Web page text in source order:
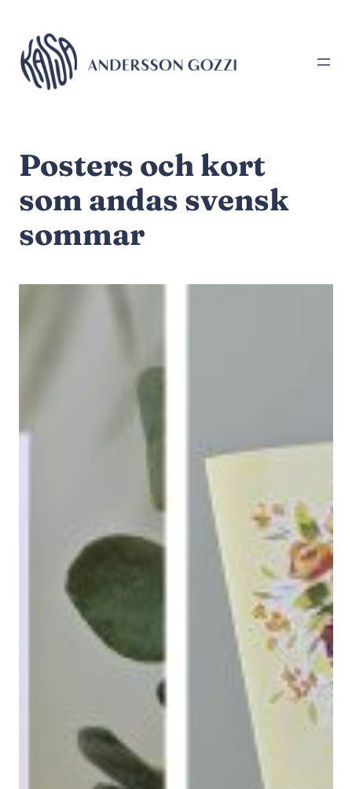
till
innehåll
Posters och kort
som andas svensk
sommar